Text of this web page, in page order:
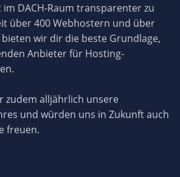
DACH-Raum transparenter zu
über 400 Webhostern und über
wir dir die beste Grundlage,
Anbieter für Hosting-
zudem alljährlich unsere
und würden uns in Zukunft auch
freuen.